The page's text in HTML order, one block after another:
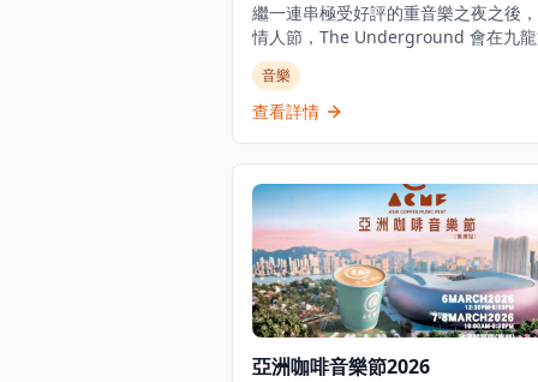
繼一連串極受好評的重音樂之夜之後
情人節，The Underground 會在九
一個關於「愛與死」的黑暗魔咒，為
音樂愛好者帶來難忘的音樂體驗。無
因為愛而心動，還是為情所傷，今次
工作室舉行，現場將有本地重金屬樂
演出，營造出充滿能量和激情的音樂
這是一個獨特的音樂活動，適合重金
愛好者、想要體驗不同音樂風格的情
是尋找刺激音樂體驗的朋友。無論是
放壓力，還是享受重金屬音樂的獨特
LOVE / DEATH / METAL 音樂之夜都
音樂
查看詳情
亞洲咖啡音樂節2026